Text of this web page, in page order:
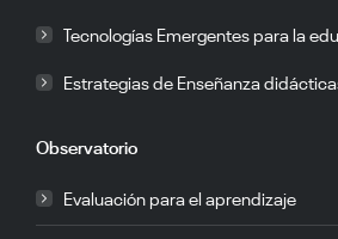
Tecnologías Emergentes para la
Estrategias de Enseñanza
Observatorio
Evaluación para el aprendizaje